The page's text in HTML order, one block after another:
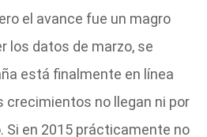
el avance fue un magro
los datos de marzo, se
está finalmente en línea
crecimientos no llegan ni por
Si en 2015 prácticamente no